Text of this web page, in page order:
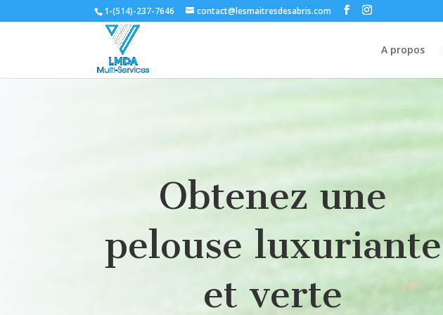
1-(514)-237-7646 contact@lesmaitresdesabris.com
A propos
Obtenez une
pelouse luxuriante
et verte